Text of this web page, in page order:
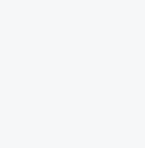
SUV -